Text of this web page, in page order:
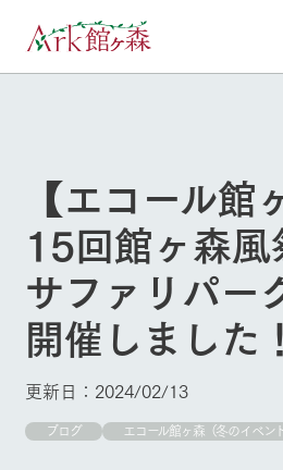
牧場へ行
よく見られている
今日の牧
場・営業
案内
本日の営業時間
や牧場の天気、
状況などを毎日
Ark館
催して
ホーム
Ark館ヶ森について
牧場に行く
私たちの取り組み
【エコール館
15回館ヶ森
サファリパー
開催しました！
更新日：2024/02/13
ブログ エコール館ヶ森（冬のイベン